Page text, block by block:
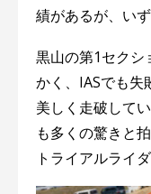
績があるが、い
黒山の第1セクシ
かく、IASでも失
美しく走破して
も多くの驚きと
トライアルライ